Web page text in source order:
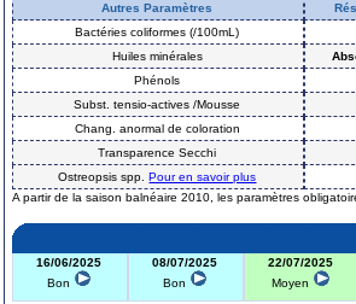
Autres Paramètres
Bactéries coliformes (/100mL)
Huiles minérales
Phénols
Subst. tensio-actives /Mousse
Chang. anormal de coloration
Transparence Secchi
Ostreopsis spp.Pour en savoir plus
A partir de la saison balnéaire 2010, les paramètres
16/06/2025
Bon
08/07/2025
Bon
22/07/2025
Moyen